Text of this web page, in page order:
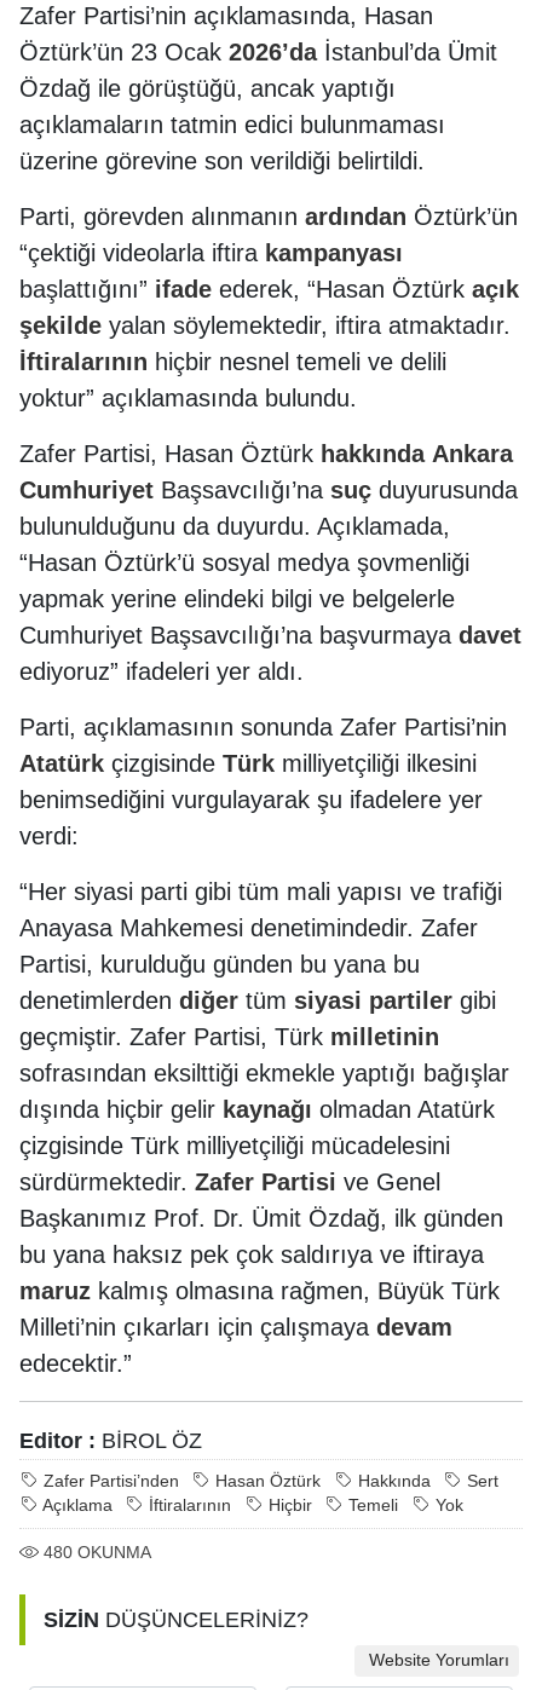
Zafer Partisi’nin açıklamasında, Hasan
Öztürk’ün 23 Ocak 2026’daİstanbul’da Ümit
Özdağ ile görüştüğü, ancak yaptığı
açıklamaların tatmin edici bulunmaması
üzerine görevine son verildiği belirtildi.
Parti, görevden alınmanın ardından Öztürk’ün
“çektiği videolarla iftira kampanyası
başlattığını” ifade ederek, “Hasan Öztürk açık
şekilde yalan söylemektedir, iftira atmaktadır.
İftiralarının hiçbir nesnel temeli ve delili
yoktur” açıklamasında bulundu.
Zafer Partisi, Hasan Öztürk hakkında Ankara
Cumhuriyet Başsavcılığı’na suç duyurusunda
bulunulduğunu da duyurdu. Açıklamada,
“Hasan Öztürk’ü sosyal medya şovmenliği
yapmak yerine elindeki bilgi ve belgelerle
Cumhuriyet Başsavcılığı’na başvurmaya davet
ediyoruz” ifadeleri yer aldı.
Parti, açıklamasının sonunda Zafer Partisi’nin
Atatürk çizgisinde Türk milliyetçiliği ilkesini
benimsediğini vurgulayarak şu ifadelere yer
verdi:
“Her siyasi parti gibi tüm mali yapısı ve trafiği
Anayasa Mahkemesi denetimindedir. Zafer
Partisi, kurulduğu günden bu yana bu
denetimlerden diğer tüm siyasi partiler gibi
geçmiştir. Zafer Partisi, Türk milletinin
sofrasından eksilttiği ekmekle yaptığı bağışlar
dışında hiçbir gelir kaynağı olmadan Atatürk
çizgisinde Türk milliyetçiliği mücadelesini
sürdürmektedir. Zafer Partisi ve Genel
Başkanımız Prof. Dr. Ümit Özdağ, ilk günden
bu yana haksız pek çok saldırıya ve iftiraya
maruz kalmış olmasına rağmen, Büyük Türk
Milleti’nin çıkarları için çalışmaya devam
edecektir.”
Editor : BİROL ÖZ
Zafer Partisi’nden Hasan Öztürk Hakkında
Sert
Açıklama
İftiralarının Hiçbir Temeli Yok
480 OKUNMA
SİZİN DÜŞÜNCELERİNİZ?
Website Yorumları